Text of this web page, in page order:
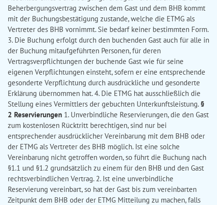
Beherbergungsvertrag zwischen dem Gast und dem BHB kommt
mit der Buchungsbestätigung zustande, welche die ETMG als
Vertreter des BHB vornimmt. Sie bedarf keiner bestimmten Form.
3. Die Buchung erfolgt durch den buchenden Gast auch für alle in
der Buchung mitaufgeführten Personen, für deren
Vertragsverpflichtungen der buchende Gast wie für seine
eigenen Verpflichtungen einsteht, sofern er eine entsprechende
gesonderte Verpflichtung durch ausdrückliche und gesonderte
Erklärung übernommen hat. 4. Die ETMG hat ausschließlich die
Stellung eines Vermittlers der gebuchten Unterkunftsleistung.§
2 Reservierungen 1. Unverbindliche Reservierungen, die den Gast
zum kostenlosen Rücktritt berechtigen, sind nur bei
entsprechender ausdrücklicher Vereinbarung mit dem BHB oder
der ETMG als Vertreter des BHB möglich. Ist eine solche
Vereinbarung nicht getroffen worden, so führt die Buchung nach
§1.1 und §1.2 grundsätzlich zu einem für den BHB und den Gast
rechtsverbindlichen Vertrag. 2. Ist eine unverbindliche
Reservierung vereinbart, so hat der Gast bis zum vereinbarten
Zeitpunkt dem BHB oder der ETMG Mitteilung zu machen, falls